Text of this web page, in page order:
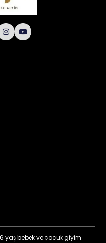
yaş bebek ve çocuk giyim